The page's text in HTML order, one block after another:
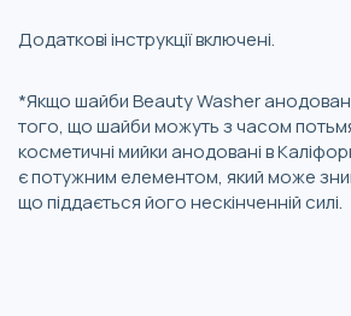
Додаткові інструкції включені.
*Якщо шайби Beauty Washer
того, що шайби можуть з часом
косметичні мийки анодовані в
є потужним елементом, який може
що піддається його нескінченній силі.